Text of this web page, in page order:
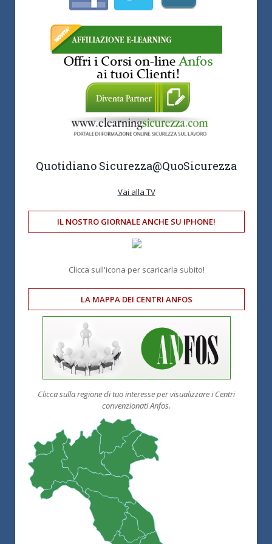
Quotidiano Sicurezza@QuoSicurezza
Vai alla TV
IL NOSTRO GIORNALE ANCHE SU IPHONE!
Clicca sull'icona per scaricarla subito!
LA MAPPA DEI CENTRI ANFOS
Clicca sulla regione di tuo interesse per visualizzare i Centri
convenzionati Anfos.